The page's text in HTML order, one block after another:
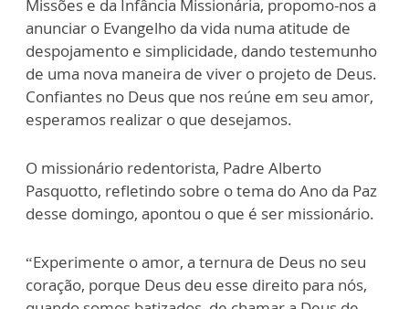
Missões e da Infância Missionária, propomo-nos a
anunciar o Evangelho da vida numa atitude de
despojamento e simplicidade, dando testemunho
de uma nova maneira de viver o projeto de Deus.
Confiantes no Deus que nos reúne em seu amor,
esperamos realizar o que desejamos.
O missionário redentorista, Padre Alberto
Pasquotto, refletindo sobre o tema do Ano da Paz
desse domingo, apontou o que é ser missionário.
“Experimente o amor, a ternura de Deus no seu
coração, porque Deus deu esse direito para nós,